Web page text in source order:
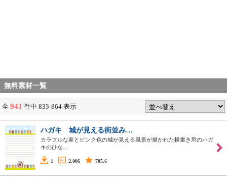
無料素材一覧
全 941 件中 833-864 表示
ハガキ 城が見える街並み…
カラフルな家とピンク色の城が見える風景が描かれた横書き用のハガ
キのひな…
1 2,006 705.6